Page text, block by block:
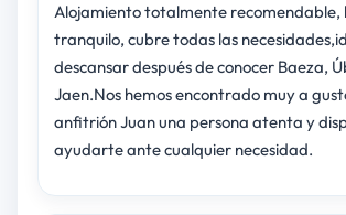
Alojamiento totalmente recomendable,
tranquilo, cubre todas las
descansar después de conocer Baeza,
Jaen.Nos hemos encontrado muy a
anfitrión Juan una persona atenta y
ayudarte ante cualquier necesidad.